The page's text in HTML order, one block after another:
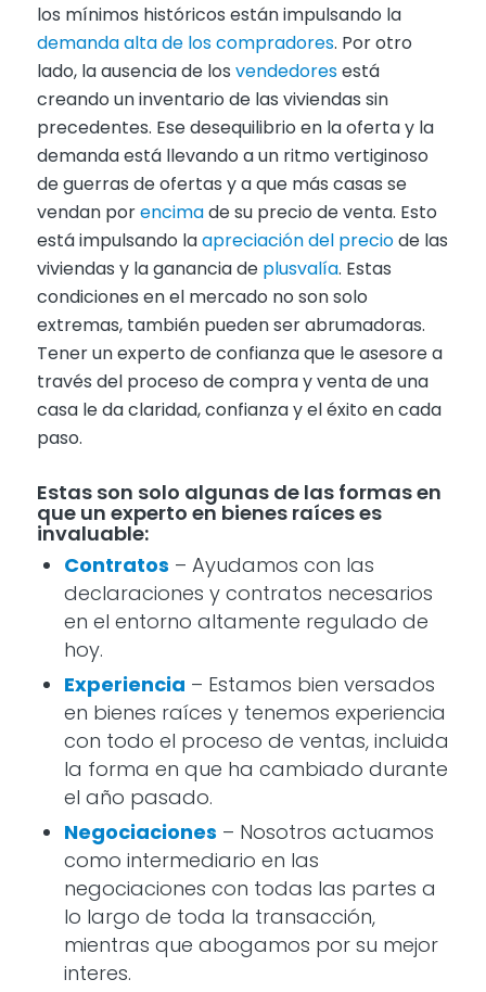
los mínimos históricos están impulsando la
demanda alta de los compradores. Por otro
lado, la ausencia de los vendedoresestá
creando un inventario de las viviendas sin
precedentes. Ese desequilibrio en la oferta y la
demanda está llevando a un ritmo vertiginoso
de guerras de ofertas y a que más casas se
vendan porencimade su precio de venta. Esto
está impulsando laapreciación del preciode las
viviendas y la ganancia de plusvalía. Estas
condiciones en el mercado no son solo
extremas, también pueden ser abrumadoras.
Tener un experto de confianza que le asesore a
través del proceso de compra y venta de una
casa le da claridad, confianza y el éxito en cada
paso.
Estas son solo algunas de las formas en
que un experto en bienes raíces es
invaluable:
Contratos – Ayudamos con las
declaraciones y contratos necesarios
en el entorno altamente regulado de
hoy.
Experiencia – Estamos bien versados
en bienes raíces y tenemos experiencia
con todo el proceso de ventas, incluida
la forma en que ha cambiado durante
el año pasado.
Negociaciones – Nosotros actuamos
como intermediario en las
negociaciones con todas las partes a
lo largo de toda la transacción,
mientras que abogamos por su mejor
interes.